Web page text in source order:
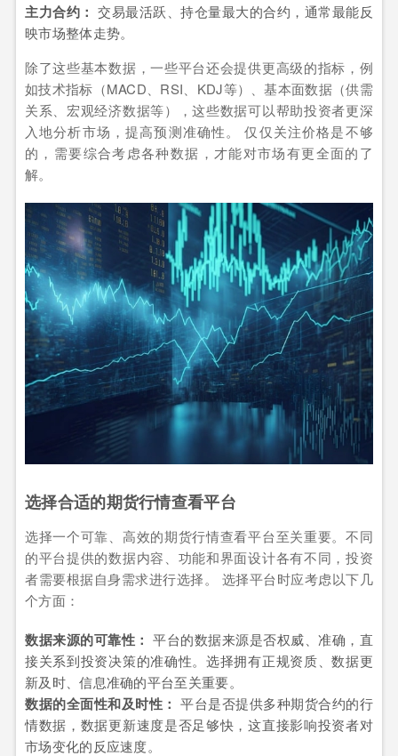
主力合约： 交易最活跃、持仓量最大的合约，通常最能反
映市场整体走势。
除了这些基本数据，一些平台还会提供更高级的指标，例
如技术指标（MACD、RSI、KDJ等）、基本面数据（供需
关系、宏观经济数据等），这些数据可以帮助投资者更深
入地分析市场，提高预测准确性。 仅仅关注价格是不够
的，需要综合考虑各种数据，才能对市场有更全面的了
解。
选择合适的期货行情查看平台
选择一个可靠、高效的期货行情查看平台至关重要。不同
的平台提供的数据内容、功能和界面设计各有不同，投资
者需要根据自身需求进行选择。 选择平台时应考虑以下几
个方面：
数据来源的可靠性： 平台的数据来源是否权威、准确，直
接关系到投资决策的准确性。选择拥有正规资质、数据更
新及时、信息准确的平台至关重要。
数据的全面性和及时性： 平台是否提供多种期货合约的行
情数据，数据更新速度是否足够快，这直接影响投资者对
市场变化的反应速度。